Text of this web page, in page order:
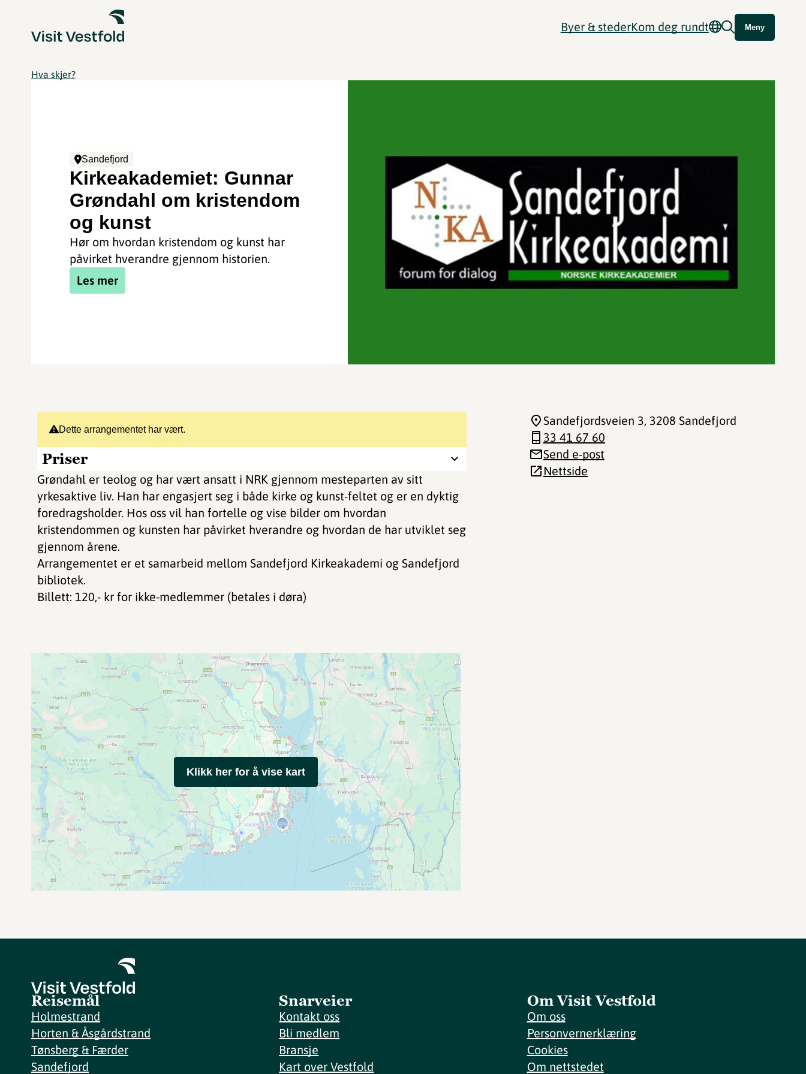
Byer & stederKom deg rundt Meny
Hva skjer?
Sandefjord
Kirkeakademiet: Gunnar
Grøndahl om kristendom
og kunst
Hør om hvordan kristendom og kunst har
påvirket hverandre gjennom historien.
Les mer
Dette arrangementet har vært.
Priser
Grøndahl er teolog og har vært ansatt i NRK gjennom mesteparten av sitt
yrkesaktive liv. Han har engasjert seg i både kirke og kunst-feltet og er en dyktig
foredragsholder. Hos oss vil han fortelle og vise bilder om hvordan
kristendommen og kunsten har påvirket hverandre og hvordan de har utviklet seg
gjennom årene.
Arrangementet er et samarbeid mellom Sandefjord Kirkeakademi og Sandefjord
bibliotek.
Billett: 120,- kr for ikke-medlemmer (betales i døra)
Sandefjordsveien 3, 3208 Sandefjord
33 41 67 60
Send e-post
Nettside
Klikk her for å vise kart
Reisemål
Holmestrand
Horten & Åsgårdstrand
Tønsberg & Færder
Sandefjord
Snarveier
Kontakt oss
Bli medlem
Bransje
Kart over Vestfold
Om Visit Vestfold
Om oss
Personvernerklæring
Cookies
Om nettstedet